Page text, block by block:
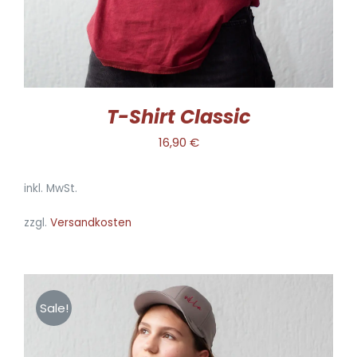
KÖNNEN
AUF
DER
PRODUKTSEITE
T-Shirt Classic
16,90 €
inkl. MwSt.
zzgl. Versandkosten
Sale!